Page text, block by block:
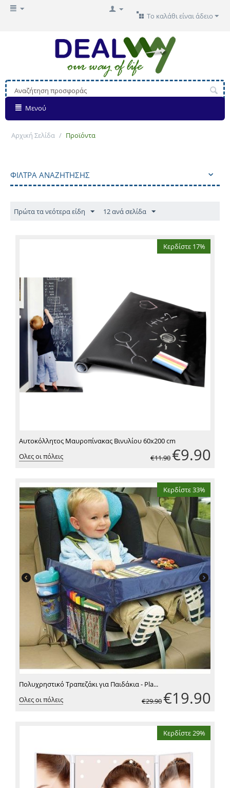
Το καλάθι είναι άδειο
Μενού
Αρχική Σελίδα / Προϊόντα
ΦΊΛΤΡΑ ΑΝΑΖΉΤΗΣΗΣ
Πρώτα τα νεότερα είδη 12 ανά σελίδα
Κερδίστε 17%
Αυτοκόλλητος Μαυροπίνακας Βινυλίου 60x200 cm
Ολες οι πόλεις
€11.90 €9.90
Κερδίστε 33%
Πολυχρηστικό Τραπεζάκι για Παιδάκια - Pla...
Ολες οι πόλεις
€29.90 €19.90
Κερδίστε 29%